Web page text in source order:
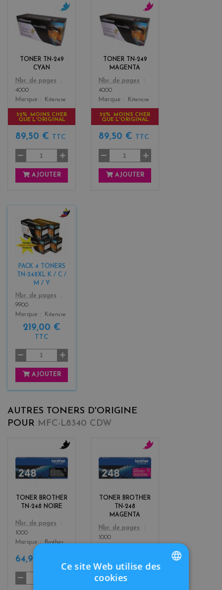
TONER TN-249
CYAN
Color
c
y
a
n
Nbr. de pages
4000
Marque
Kitencre
52% MOINS CHER
QUE L'ORIGINAL
89,50 € TTC
AJOUTER
TONER TN-249
MAGENTA
Color
m
a
g
e
n
Nbr. de pages
4000
Marque
Kitencre
52% MOINS CHER
QUE L'ORIGINAL
89,50 € TTC
AJOUTER
PACK 4 TONERS
TN-248XL K / C /
M / Y
Color
b
l
a
c
k
+
Nbr. de pages
9900
Marque
Kitencre
219,00 €
TTC
AJOUTER
AUTRES TONERS D'ORIGINE
POUR MFC-L8340 CDW
TONER BROTHER
TN-248 NOIRE
Color
b
l
a
k
Nbr. de pages
1000
Marque
Brother
64,90 €
TONER BROTHER
TN-248
MAGENTA
Color
m
a
g
n
Nbr. de pages
1000
Ce site Web utilise des
cookies